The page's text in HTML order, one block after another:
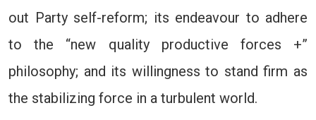
out Party self-reform; its endeavour to adhere
to the “new quality productive forces +”
philosophy; and its willingness to stand firm as
the stabilizing force in a turbulent world.